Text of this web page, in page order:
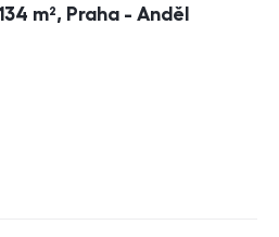
m², Praha - Anděl